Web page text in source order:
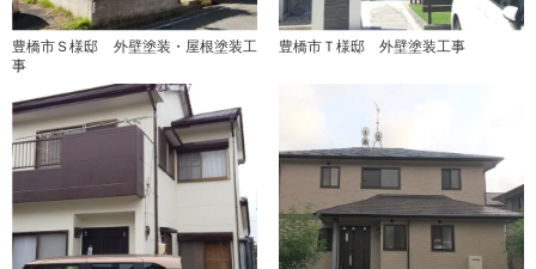
豊橋市Ｓ様邸 外壁塗装・屋根塗装工
事
豊橋市Ｔ様邸 外壁塗装工事